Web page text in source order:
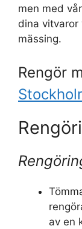
men med
dina vitvaror
mässing.
Rengör
av en